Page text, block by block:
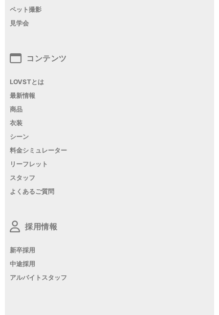
ペット撮影
見学会
コンテンツ
LOVSTとは
最新情報
商品
衣装
シーン
料金シミュレーター
リーフレット
スタッフ
よくあるご質問
採用情報
新卒採用
中途採用
アルバイトスタッフ